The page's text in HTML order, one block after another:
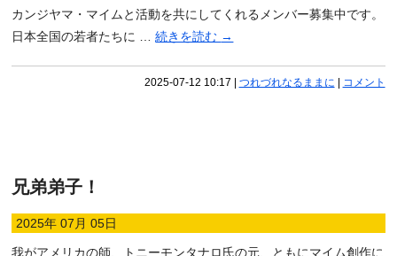
カンジヤマ・マイムと活動を共にしてくれるメンバー募集中です。
日本全国の若者たちに …続きを読む →
2025-07-12 10:17 つれづれなるままに コメント
兄弟弟子！
2025年 07月 05日
我がアメリカの師、トニーモンタナロ氏の元、ともにマイム創作に